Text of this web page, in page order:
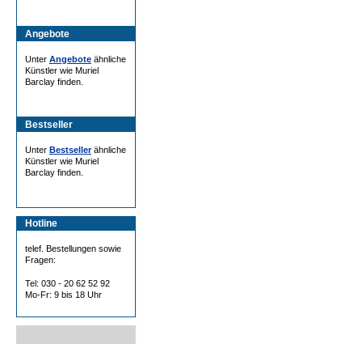
Angebote
Unter Angebote ähnliche
Künstler wie Muriel
Barclay finden.
Bestseller
Unter Bestsellerähnliche
Künstler wie Muriel
Barclay finden.
Hotline
telef. Bestellungen sowie
Fragen:
Tel: 030 - 20 62 52 92
Mo-Fr: 9 bis 18 Uhr